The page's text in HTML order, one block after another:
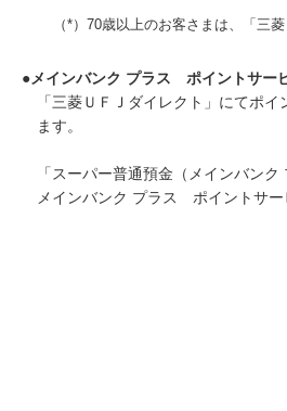
（*）70歳以上のお客さまは、「三
●メインバンク プラス ポイントサー
「三菱ＵＦＪダイレクト」にてポ
ます。
「スーパー普通預金（メインバン
メインバンク プラス ポイントサー